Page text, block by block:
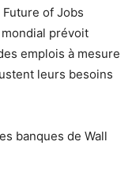
of Jobs
prévoit
emplois à mesure
leurs besoins
banques de Wall